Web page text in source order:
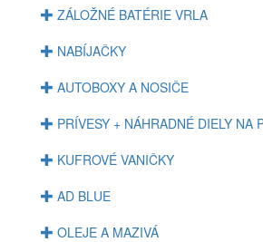
ZÁLOŽNÉ BATÉRIE VRLA
NABÍJAČKY
AUTOBOXY A NOSIČE
PRÍVESY + NÁHRADNÉ DIELY NA
KUFROVÉ VANIČKY
AD BLUE
OLEJE A MAZIVÁ